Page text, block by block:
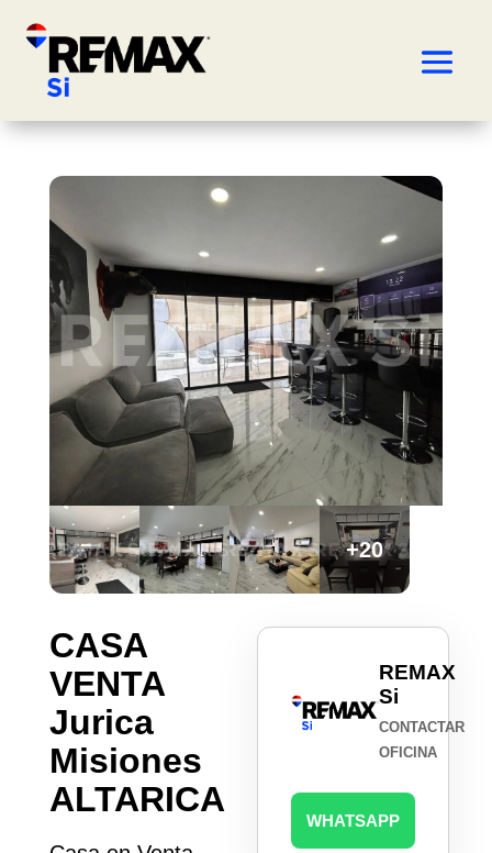
+20
CASA
VENTA
Jurica
Misiones
ALTARICA
REMAX
Si
CONTACTAR
OFICINA
WHATSAPP